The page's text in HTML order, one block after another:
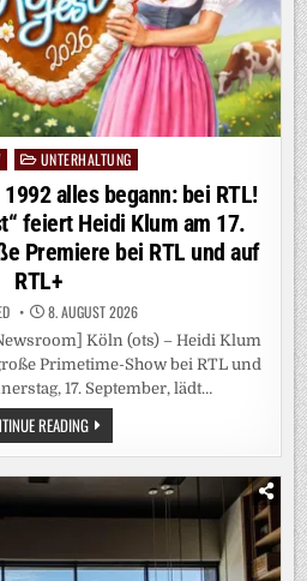
UNTERHALTUNG
alles begann: bei RTL!
feiert Heidi Klum am 17.
Premiere bei RTL und auf
RTL+
8. AUGUST 2026
Köln (ots) – Heidi Klum
Primetime-Show bei RTL und
17. September, lädt…
READINGHEIDI
IST
ZURÜCK,
1992
ALLES
BEGANN:
MIT